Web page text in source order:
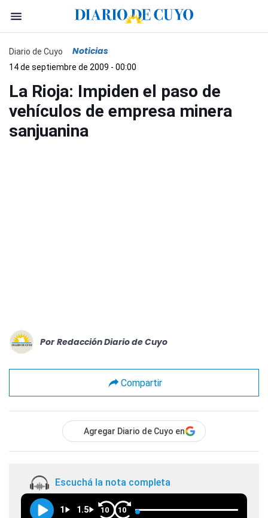
Diario de Cuyo Noticias
14 de septiembre de 2009 - 00:00
La Rioja: Impiden el paso de
vehículos de empresa minera
sanjuanina
Por Redacción Diario de Cuyo
Compartir
Agregar Diario de Cuyo en
Escuchá la nota completa
1 1.5 10 10